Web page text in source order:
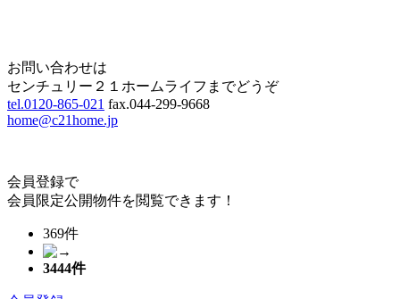
お問い合わせは
センチュリー２１ホームライフまでどうぞ
tel.0120-865-021 fax.044-299-9668
home@c21home.jp
会員登録で
会員限定公開物件を閲覧できます！
369件
3444件